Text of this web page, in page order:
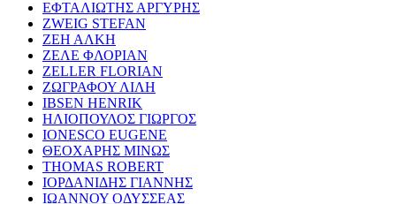
ΕΦΤΑΛΙΩΤΗΣ ΑΡΓΥΡΗΣ
ZWEIG STEFAN
ΖΕΗ ΑΛΚΗ
ΖΕΛΕ ΦΛΟΡΙΑΝ
ZELLER FLORIAN
ΖΩΓΡΑΦΟΥ ΛΙΛΗ
IBSEN HENRIK
ΗΛΙΟΠΟΥΛΟΣ ΓΙΩΡΓΟΣ
IONESCO EUGENE
ΘΕΟΧΑΡΗΣ ΜΙΝΩΣ
THOMAS ROBERT
ΙΟΡΔΑΝΙΔΗΣ ΓΙΑΝΝΗΣ
ΙΩΑΝΝΟΥ ΟΔΥΣΣΕΑΣ